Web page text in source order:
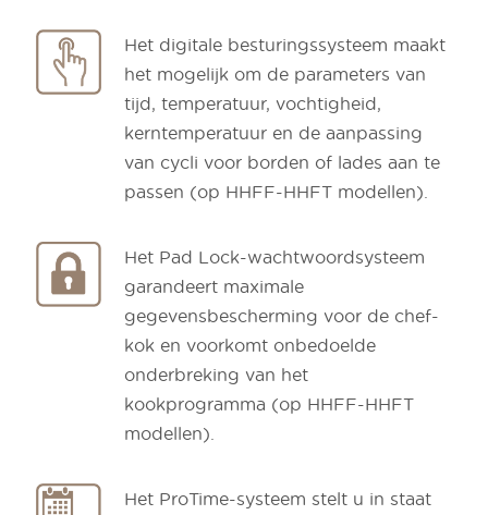
Het digitale besturingssysteem maakt
het mogelijk om de parameters van
tijd, temperatuur, vochtigheid,
kerntemperatuur en de aanpassing
van cycli voor borden of lades aan te
passen (op HHFF-HHFT modellen).
Het Pad Lock-wachtwoordsysteem
garandeert maximale
gegevensbescherming voor de chef-
kok en voorkomt onbedoelde
onderbreking van het
kookprogramma (op HHFF-HHFT
modellen).
Het ProTime-systeem stelt u in staat